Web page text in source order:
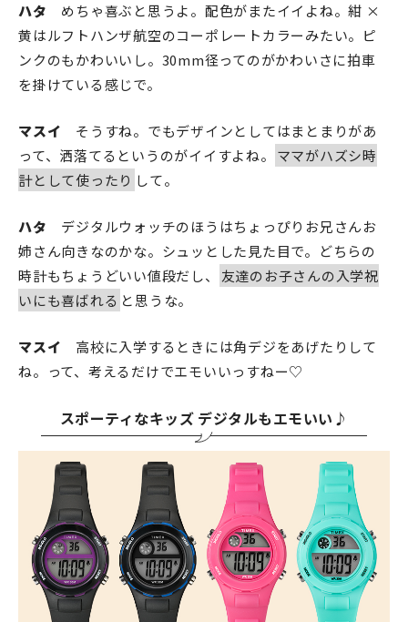
ハタ めちゃ喜ぶと思うよ。配色がまたイイよね。紺 ×
黄はルフトハンザ航空のコーポレートカラーみたい。ピ
ンクのもかわいいし。30mm径ってのがかわいさに拍車
を掛けている感じで。
マスイ そうすね。でもデザインとしてはまとまりがあ
って、洒落てるというのがイイすよね。
ママがハズシ時
計として使ったり して。
ハタ デジタルウォッチのほうはちょっぴりお兄さんお
姉さん向きなのかな。シュッとした見た目で。どちらの
時計もちょうどいい値段だし、
友達のお子さんの入学祝
いにも喜ばれる と思うな。
マスイ 高校に入学するときには角デジをあげたりして
ね。って、考えるだけでエモいいっすねー♡
スポーティなキッズ デジタルもエモいい♪